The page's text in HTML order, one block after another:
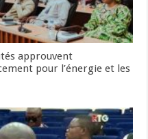
approuvent
pour l’énergie et les